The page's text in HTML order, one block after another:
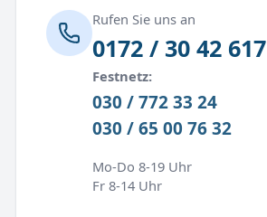
Rufen Sie uns an
0172 / 30 42 617
Festnetz:
030 / 772 33 24
030 / 65 00 76 32
Mo-Do 8-19 Uhr
Fr 8-14 Uhr